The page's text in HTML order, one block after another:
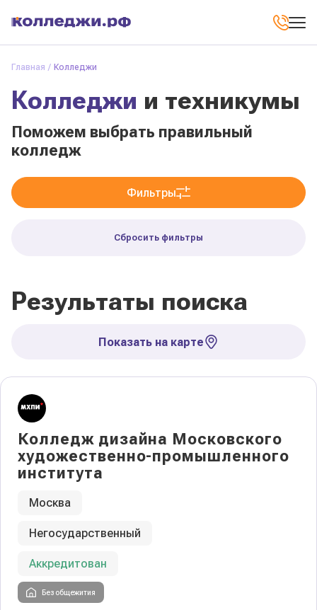
Главная Колледжи
Колледжи и техникумы
Поможем выбрать правильный
колледж
Фильтры
Сбросить фильтры
Результаты поиска
Показать на карте
Колледж дизайна Московского
художественно-промышленного
института
Москва
Негосударственный
Аккредитован
Без общежития